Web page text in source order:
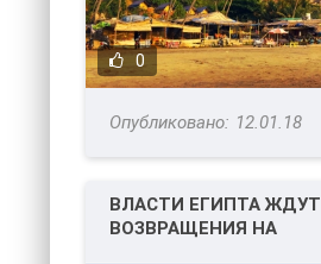
0
12.01.18
ВЛАСТИ ЕГИПТА ЖДУТ
ВОЗВРАЩЕНИЯ НА